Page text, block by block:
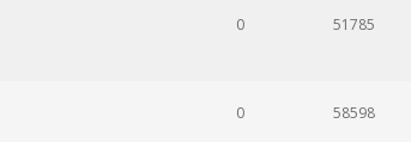
0 51785
0 58598